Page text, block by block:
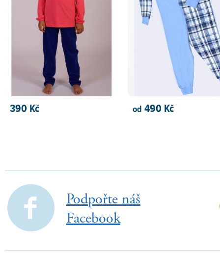
390 Kč od 490 Kč
Podpořte náš
Facebook